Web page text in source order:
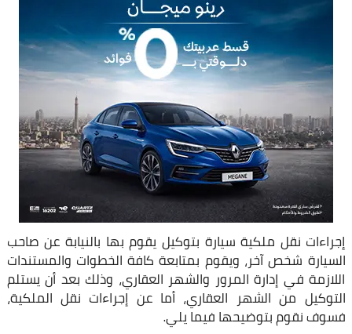
إجراءات نقل ملكية سيارة بتوكيل يقوم بها بالنيابة عن صاحب
السيارة شخص آخر، ويقوم بمتابعة كافة الخطوات والمستندات
اللازمة في إدارة المرور والشهر العقاري، وذلك بعد أن يستلم
التوكيل من الشهر العقاري، أما عن إجراءات نقل الملكية،
فسوف نقوم بتوضيحها فيما يلي.